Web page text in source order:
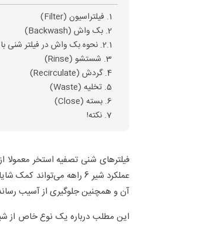
1. فیلتراسیون (Filter)
2. بک واش (Backwash)
2.1. نحوه بک واش در فیلتر شنی با شیر شش راهه
3. شستشو (Rinse)
4. گردش (Recirculate)
5. تخلیه (Waste)
6. بسته (Close)
7. نکته!
فیلترهای شنی تصفیه استخر معمولا
عملکرد شیر 6 راهه می‌تواند کمک شایانی در
آن و همچنین جلوگیری از آسیب